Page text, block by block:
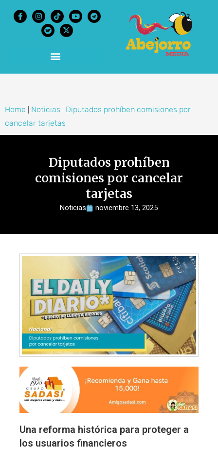
Home Noticias
Diputados prohíben comisiones por
cancelar tarjetas
Diputados prohíben
comisiones por cancelar
tarjetas
Noticias noviembre 13, 2025
Una reforma histórica para proteger a
los usuarios financieros